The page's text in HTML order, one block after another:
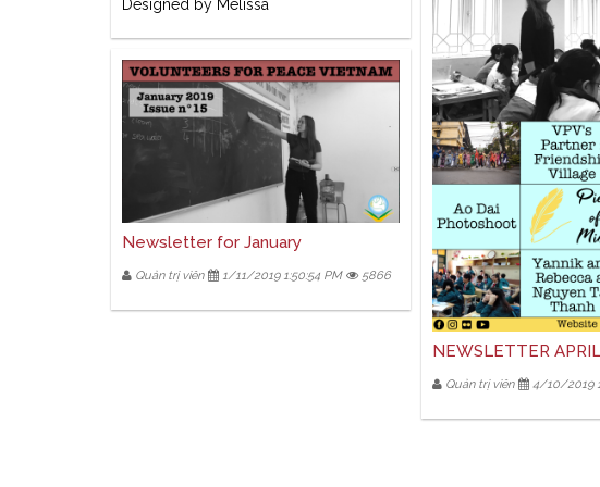
Designed by Mélissa
Newsletter for January
Quản trị viên 1/11/2019 1:50:54 PM 5866
NEWSLETTER
Quản trị viên 4/10/2019